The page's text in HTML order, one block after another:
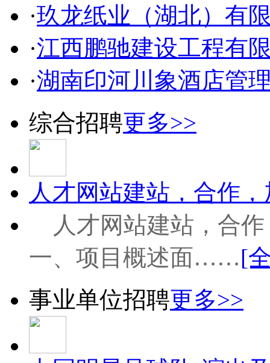
·玖龙纸业（湖北）有
·江西鹏驰建设工程有
·湖南印河川象酒店管
综合招聘更多>>
人才网站建站，合作
人才网站建站，合
一、项目概述面……[
事业单位招聘更多>>